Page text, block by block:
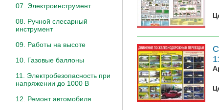
07. Электроинструмент
08. Ручной слесарный
инструмент
09. Работы на высоте
10. Газовые баллоны
11. Электробезопасность при
напряжении до 1000 В
12. Ремонт автомобиля